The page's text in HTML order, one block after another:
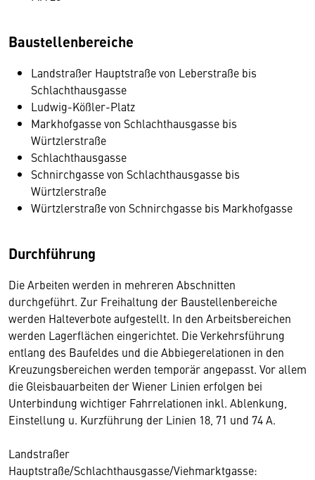
Baustellenbereiche
Landstraßer Hauptstraße von Leberstraße bis
Schlachthausgasse
Ludwig-Kößler-Platz
Markhofgasse von Schlachthausgasse bis
Würtzlerstraße
Schlachthausgasse
Schnirchgasse von Schlachthausgasse bis
Würtzlerstraße
Würtzlerstraße von Schnirchgasse bis Markhofgasse
Durchführung
Die Arbeiten werden in mehreren Abschnitten
durchgeführt. Zur Freihaltung der Baustellenbereiche
werden Halteverbote aufgestellt. In den Arbeitsbereichen
werden Lagerflächen eingerichtet. Die Verkehrsführung
entlang des Baufeldes und die Abbiegerelationen in den
Kreuzungsbereichen werden temporär angepasst. Vor allem
die Gleisbauarbeiten der Wiener Linien erfolgen bei
Unterbindung wichtiger Fahrrelationen inkl. Ablenkung,
Einstellung u. Kurzführung der Linien 18, 71 und 74 A.
Landstraßer
Hauptstraße/Schlachthausgasse/Viehmarktgasse: